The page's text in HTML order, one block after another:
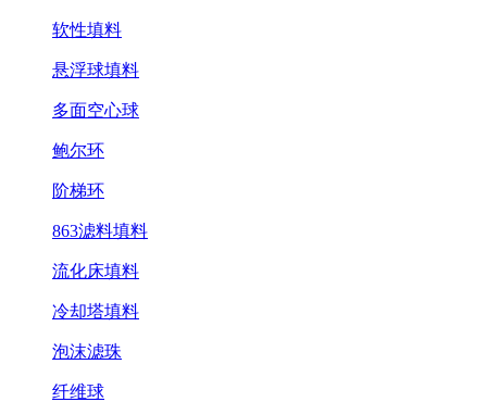
软性填料
悬浮球填料
多面空心球
鲍尔环
阶梯环
863滤料填料
流化床填料
冷却塔填料
泡沫滤珠
纤维球